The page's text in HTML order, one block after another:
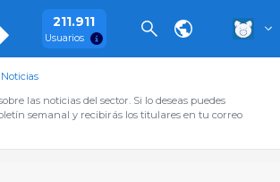
211.911
Usuarios
Noticias
las noticias del sector. Si lo deseas puedes
semanal y recibirás los titulares en tu correo